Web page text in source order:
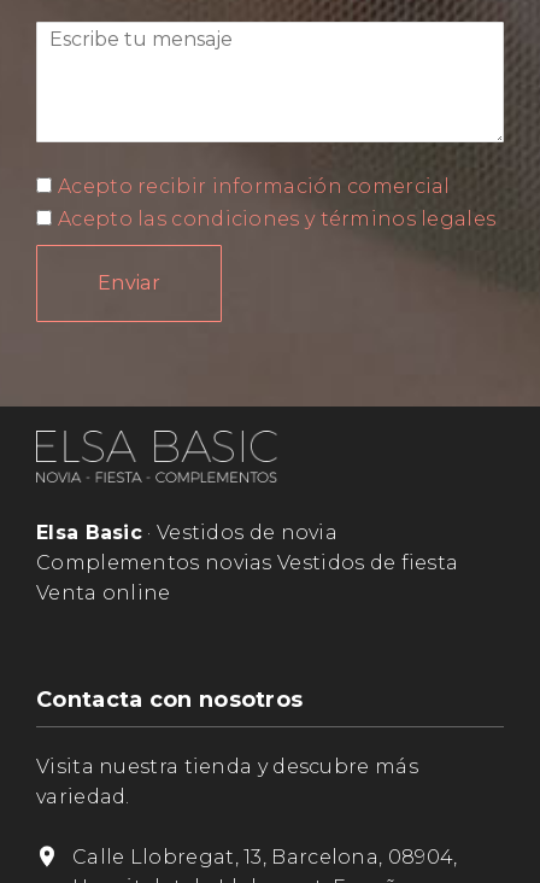
Acepto recibir información comercial
Acepto las condiciones y términos legales
Enviar
Elsa Basic · Vestidos de novia
Complementos novias Vestidos de fiesta
Venta online
Contacta con nosotros
Visita nuestra tienda y descubre más
variedad.
Calle Llobregat, 13, Barcelona, 08904,